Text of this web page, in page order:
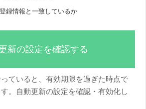
録情報と一致しているか
新の設定を確認する
ていると、有効期限を過ぎた時点で
。自動更新の設定を確認・有効化し